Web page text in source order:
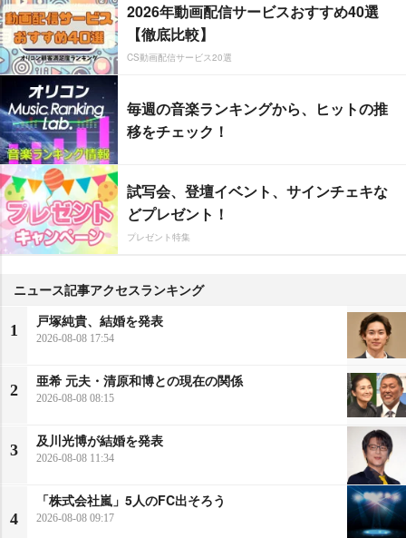
2026年動画配信サービスおすすめ40選
【徹底比較】
CS動画配信サービス20選
毎週の音楽ランキングから、ヒットの推
移をチェック！
試写会、登壇イベント、サインチェキな
どプレゼント！
プレゼント特集
ニュース記事アクセスランキング
1
戸塚純貴、結婚を発表
2026-08-08 17:54
2
亜希 元夫・清原和博との現在の関係
2026-08-08 08:15
3
及川光博が結婚を発表
2026-08-08 11:34
4
「株式会社嵐」5人のFC出そろう
2026-08-08 09:17